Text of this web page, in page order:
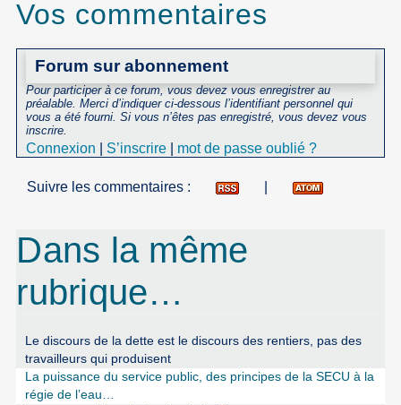
Vos commentaires
Forum sur abonnement
Pour participer à ce forum, vous devez vous enregistrer au
préalable. Merci d’indiquer ci-dessous l’identifiant personnel qui
vous a été fourni. Si vous n’êtes pas enregistré, vous devez vous
inscrire.
Connexion S’inscrire mot de passe oublié ?
Suivre les commentaires :
Dans la même
rubrique…
Le discours de la dette est le discours des rentiers, pas des
travailleurs qui produisent
La puissance du service public, des principes de la SECU à la
régie de l’eau…